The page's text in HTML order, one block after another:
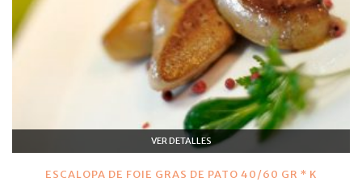
VER DETALLES
ESCALOPA DE FOIE GRAS DE PATO 40/60 GR * K